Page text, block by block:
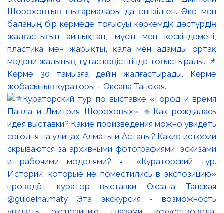
Шороховтың шығармалары да енгізілген. Әке мен
баланың бір көрмеде тоғысуы көркемдік дәстүрдің
жалғастығын айшықтап, мүсін мен кескіндемені,
пластика мен жарықты, қала мен адамды ортақ
мәдени жадының тұтас кеңістігінде тоғыстырады. 📌
Көрме 30 тамызға дейін жалғастырады. Көрме
жобасының кураторы – Оксана Танская.